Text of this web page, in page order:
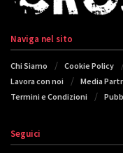
Naviga nel sito
Chi Siamo Cookie Policy
Lavora con noi
Media
Termini e Condizioni
Seguici